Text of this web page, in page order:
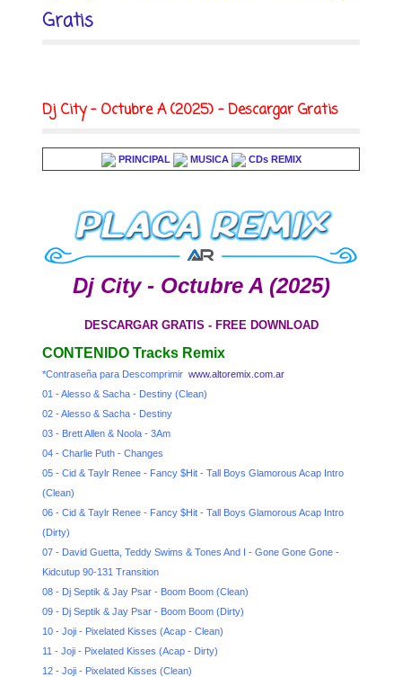
Gratis
Dj City - Octubre A (2025) - Descargar Gratis
PRINCIPAL MUSICA CDs REMIX
Dj City - Octubre A (2025)
DESCARGAR GRATIS - FREE DOWNLOAD
CONTENIDO Tracks Remix
*Contraseña para Descomprimir www.altoremix.com.ar
01 - Alesso & Sacha - Destiny (Clean)
02 - Alesso & Sacha - Destiny
03 - Brett Allen & Noola - 3Am
04 - Charlie Puth - Changes
05 - Cid & Taylr Renee - Fancy $Hit - Tall Boys Glamorous Acap Intro
(Clean)
06 - Cid & Taylr Renee - Fancy $Hit - Tall Boys Glamorous Acap Intro
(Dirty)
07 - David Guetta, Teddy Swims & Tones And I - Gone Gone Gone -
Kidcutup 90-131 Transition
08 - Dj Septik & Jay Psar - Boom Boom (Clean)
09 - Dj Septik & Jay Psar - Boom Boom (Dirty)
10 - Joji - Pixelated Kisses (Acap - Clean)
11 - Joji - Pixelated Kisses (Acap - Dirty)
12 - Joji - Pixelated Kisses (Clean)